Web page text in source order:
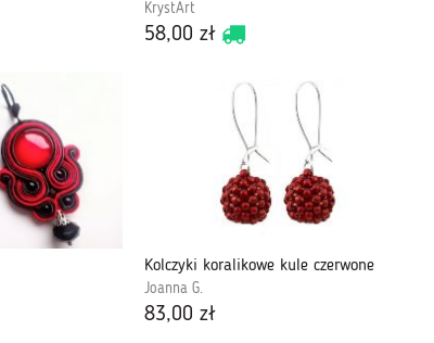
KrystArt
58,00 zł
Kolczyki koralikowe kule czerwone
Joanna G.
83,00 zł